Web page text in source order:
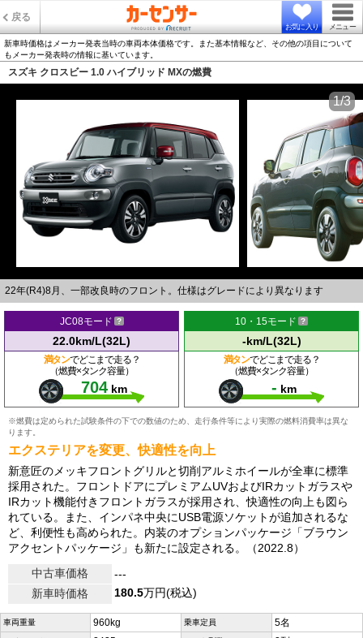
戻る
お気に入り メニュー
新車時価格はメーカー発表当時の車両本体価格です。また基本情報など、その他の項目について
もメーカー発表時の情報に基いています。
スズキ クロスビー 1.0 ハイブリッド MXの燃費
22年(R4)8月、一部改良時のフロント。仕様はグレードにより異なります
1/3
JC08モード
22.0km/L(32L)
満タンでどこまで走る？
（燃費×タンク容量）
704 km
10・15モード
-km/L(32L)
満タンでどこまで走る？
（燃費×タンク容量）
- km
※燃費は定められた試験条件の下での数値のため、走行条件等により実際の燃料消費率は異な
ります。
エクステリアを変更、快適性を向上
新意匠のメッキフロントグリルと切削アルミホイールが全車に標準
採用された。フロントドアにプレミアムUVおよびIRカットガラスや
IRカット機能付きフロントガラスが採用され、快適性の向上も図ら
れている。また、インパネ中央にUSB電源ソケットが追加されるな
ど、利便性も高められた。内装のオプションパッケージ「ブラウン
アクセントパッケージ」も新たに設定される。（2022.8）
中古車価格
---
新車時価格
180.5万円(税込)
車両重量 960kg 乗車定員 5名